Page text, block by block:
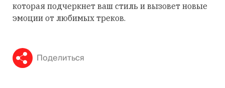
которая подчеркнет ваш стиль и вызовет новые
эмоции от любимых треков.
Поделиться